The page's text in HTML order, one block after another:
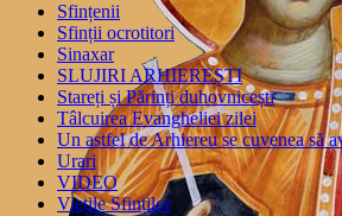
Sfințenii
Sfinții ocrotitori
Sinaxar
SLUJIRI ARHIEREȘTI
Stareți și Părinți duhovnicești
Tâlcuirea Evangheliei zilei
Un astfel de Arhiereu se cuvenea să
Urari
VIDEO
Viețile Sfinților